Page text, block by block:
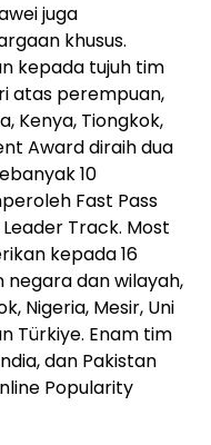
juga
khusus.
kepada tujuh tim
atas perempuan,
Kenya, Tiongkok,
Award diraih dua
10
Fast Pass
Track. Most
kepada 16
dan wilayah,
Nigeria, Mesir, Uni
Türkiye. Enam tim
dan Pakistan
Popularity